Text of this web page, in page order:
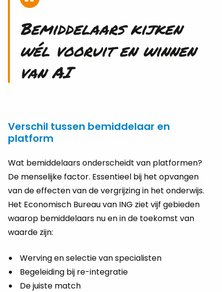
Be­mid­de­laars kij­ken
wél voor­uit en win­nen
van AI
Verschil tussen bemiddelaar en
platform
Wat be­mid­de­laars on­der­scheidt van plat­for­men?
De men­se­lij­ke fac­tor. Es­sen­ti­eel bij het op­van­gen
van de ef­fec­ten van de ver­grij­zing in het on­der­wijs.
Het Eco­no­misch Bu­reau van ING ziet vijf ge­bie­den
waar­op be­mid­de­laars nu en in de toe­komst van
waar­de zijn:
Wer­ving en se­lec­tie van spe­ci­a­lis­ten
Be­ge­lei­ding bij re-in­te­gra­tie
De juis­te match